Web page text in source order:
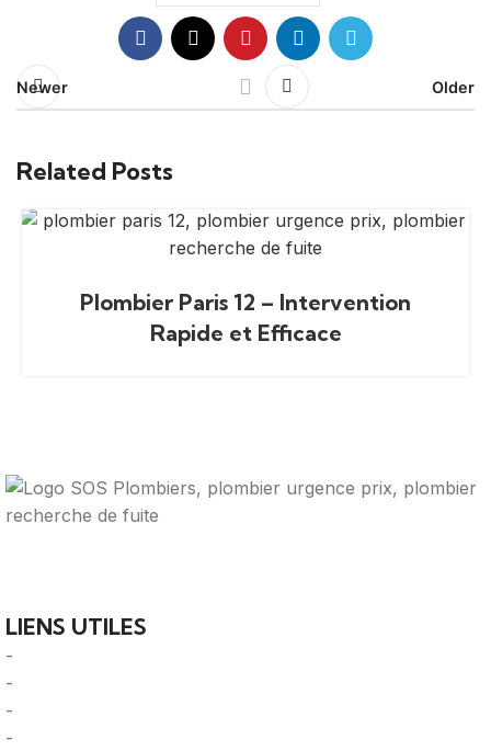
Newer Older
Related Posts
Plombier Paris 12 – Intervention
Rapide et Efficace
LIENS UTILES
-
-
-
-